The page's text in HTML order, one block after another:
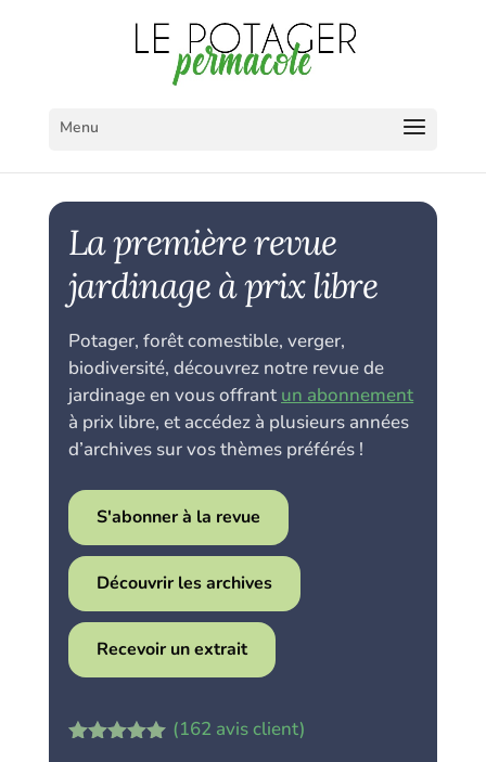
La première revue
jardinage à prix libre
Potager, forêt comestible, verger,
biodiversité, découvrez notre revue de
jardinage en vous offrant un abonnement
à prix libre, et accédez à plusieurs années
d’archives sur vos thèmes préférés !
S'abonner à la revue
Découvrir les archives
Recevoir un extrait
(162 avis client)